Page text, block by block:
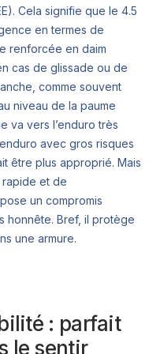
Cela signifie que le 4.5
en termes de
renforcée en daim
cas de glissade ou de
comme souvent
niveau de la paume
va vers l’enduro très
avec gros risques
être plus approprié. Mais
et de
un compromis
honnête. Bref, il protège
une armure.
: parfait
le sentir